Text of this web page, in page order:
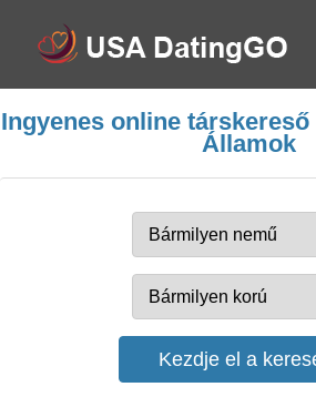
Ingyenes online
Államok